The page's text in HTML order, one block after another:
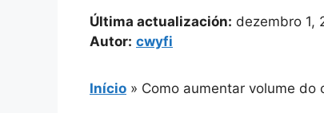
Última actualización: dezembro 1,
Autor: cwyfi
Início » Como aumentar volume do